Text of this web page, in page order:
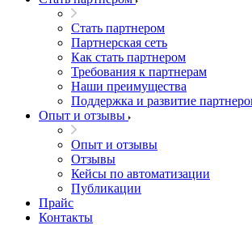
Стать партнером
Партнерская сеть
Как стать партнером
Требования к партнерам
Наши преимущества
Поддержка и развитие
Опыт и отзывы
Опыт и отзывы
Отзывы
Кейсы по автоматизации
Публикации
Прайс
Контакты